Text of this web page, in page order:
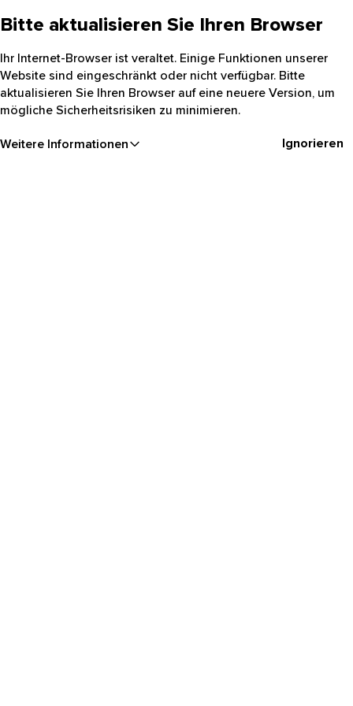
Bitte aktualisieren Sie Ihren Browser
Ihr Internet-Browser ist veraltet. Einige Funktionen unserer
Website sind eingeschränkt oder nicht verfügbar. Bitte
aktualisieren Sie Ihren Browser auf eine neuere Version, um
mögliche Sicherheitsrisiken zu minimieren.
Weitere Informationen Ignorieren